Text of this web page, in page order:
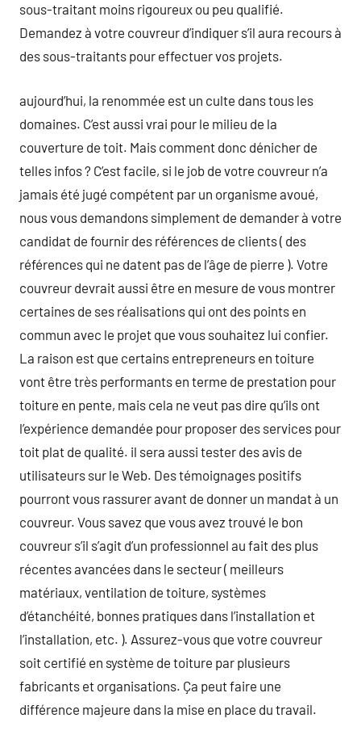
sous-traitant moins rigoureux ou peu qualifié.
Demandez à votre couvreur d’indiquer s’il aura recours à
des sous-traitants pour effectuer vos projets.
aujourd’hui, la renommée est un culte dans tous les
domaines. C’est aussi vrai pour le milieu de la
couverture de toit. Mais comment donc dénicher de
telles infos ? C’est facile, si le job de votre couvreur n’a
jamais été jugé compétent par un organisme avoué,
nous vous demandons simplement de demander à votre
candidat de fournir des références de clients ( des
références qui ne datent pas de l’âge de pierre ). Votre
couvreur devrait aussi être en mesure de vous montrer
certaines de ses réalisations qui ont des points en
commun avec le projet que vous souhaitez lui confier.
La raison est que certains entrepreneurs en toiture
vont être très performants en terme de prestation pour
toiture en pente, mais cela ne veut pas dire qu’ils ont
l’expérience demandée pour proposer des services pour
toit plat de qualité. il sera aussi tester des avis de
utilisateurs sur le Web. Des témoignages positifs
pourront vous rassurer avant de donner un mandat à un
couvreur. Vous savez que vous avez trouvé le bon
couvreur s’il s’agit d’un professionnel au fait des plus
récentes avancées dans le secteur ( meilleurs
matériaux, ventilation de toiture, systèmes
d’étanchéité, bonnes pratiques dans l’installation et
l’installation, etc. ). Assurez-vous que votre couvreur
soit certifié en système de toiture par plusieurs
fabricants et organisations. Ça peut faire une
différence majeure dans la mise en place du travail.